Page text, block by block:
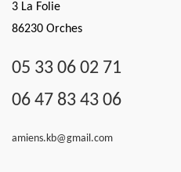
3 La Folie
86230 Orches
05 33 06 02 71
06 47 83 43 06
amiens.kb@gmail.com